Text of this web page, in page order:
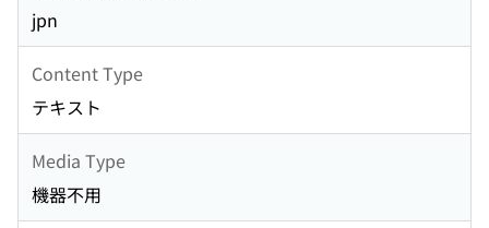
jpn
Content Type
テキスト
Media Type
機器不用